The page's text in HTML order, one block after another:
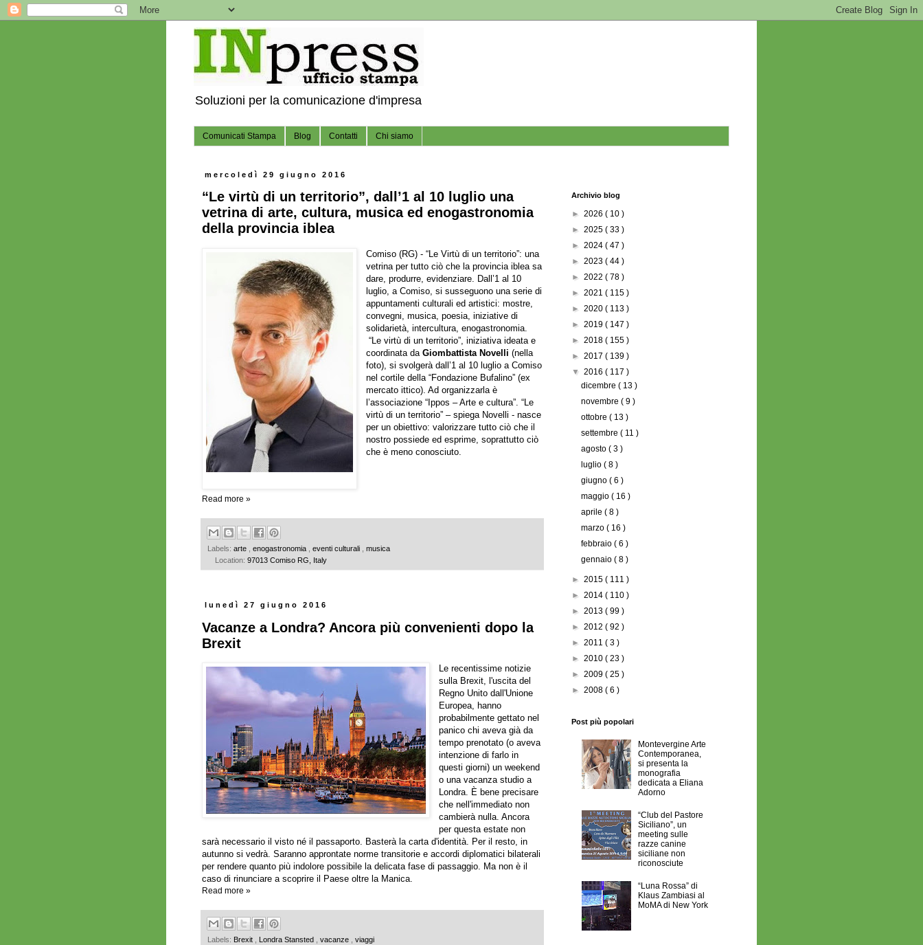
Soluzioni per la comunicazione d'impresa
Comunicati Stampa Blog Contatti Chi siamo
mercoledì 29 giugno 2016
“Le virtù di un territorio”, dall’1 al 10 luglio una
vetrina di arte, cultura, musica ed enogastronomia
della provincia iblea
Comiso (RG) - “Le Virtù di un territorio”: una
vetrina per tutto ciò che la provincia iblea sa
dare, produrre, evidenziare. Dall’1 al 10
luglio, a Comiso, si susseguono una serie di
appuntamenti culturali ed artistici: mostre,
convegni, musica, poesia, iniziative di
solidarietà, intercultura, enogastronomia.
“Le virtù di un territorio”, iniziativa ideata e
coordinata daGiombattista Novelli(nella
foto), si svolgerà dall’1 al 10 luglio a Comiso
nel cortile della “Fondazione Bufalino” (ex
mercato ittico). Ad organizzarla è
l’associazione “Ippos – Arte e cultura”. “Le
virtù di un territorio” – spiega Novelli - nasce
per un obiettivo: valorizzare tutto ciò che il
nostro possiede ed esprime, soprattutto ciò
che è meno conosciuto.
Read more »
Labels: arte enogastronomia eventi culturali
musica
Location: 97013 Comiso RG, Italy
lunedì 27 giugno 2016
Vacanze a Londra? Ancora più convenienti dopo la
Brexit
Le recentissime notizie
sulla Brexit, l'uscita del
Regno Unito dall'Unione
Europea, hanno
probabilmente gettato nel
panico chi aveva già da
tempo prenotato (o aveva
intenzione di farlo in
questi giorni) un weekend
o una vacanza studio a
Londra. È bene precisare
che nell'immediato non
cambierà nulla. Ancora
per questa estate non
sarà necessario il visto né il passaporto. Basterà la carta d'identità. Per il resto, in
autunno si vedrà. Saranno approntate norme transitorie e accordi diplomatici bilaterali
per rendere quanto più indolore possibile la delicata fase di passaggio. Ma non è il
caso di rinunciare a scoprire il Paese oltre la Manica.
Read more »
Labels: Brexit Londra Stansted vacanze
viaggi
Archivio blog
► 2026 ( 10 )
► 2025 ( 33 )
► 2024 ( 47 )
► 2023 ( 44 )
► 2022 ( 78 )
► 2021 ( 115 )
► 2020 ( 113 )
► 2019 ( 147 )
► 2018 ( 155 )
► 2017 ( 139 )
▼ 2016 ( 117 )
dicembre( 13 )
novembre( 9 )
ottobre( 13 )
settembre( 11 )
agosto( 3 )
luglio( 8 )
giugno( 6 )
maggio( 16 )
aprile( 8 )
marzo( 16 )
febbraio( 6 )
gennaio( 8 )
► 2015 ( 111 )
► 2014 ( 110 )
► 2013 ( 99 )
► 2012 ( 92 )
► 2011 ( 3 )
► 2010 ( 23 )
► 2009 ( 25 )
► 2008 ( 6 )
Post più popolari
Montevergine Arte
Contemporanea,
si presenta la
monografia
dedicata a Eliana
Adorno
“Club del Pastore
Siciliano”, un
meeting sulle
razze canine
siciliane non
riconosciute
“Luna Rossa” di
Klaus Zambiasi al
MoMA di New York